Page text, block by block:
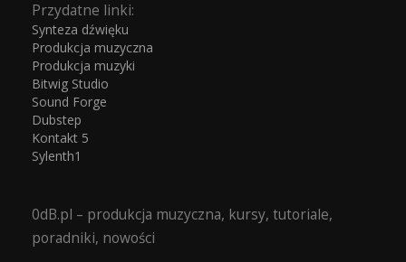
Przydatne linki:
Synteza dźwięku
Produkcja muzyczna
Produkcja muzyki
Bitwig Studio
Sound Forge
Dubstep
Kontakt 5
Sylenth1
0dB.pl – produkcja muzyczna, kursy, tutoriale,
poradniki, nowości